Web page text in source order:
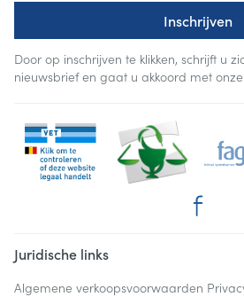
Inschrijven
Door op inschrijven te klikken, schrijft u
nieuwsbrief en gaat u akkoord met onze
Juridische links
Algemene verkoopsvoorwaarden